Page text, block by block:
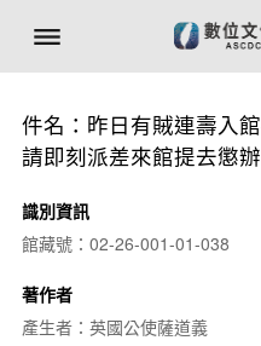
件名：昨日有賊連壽入
請即刻派差來館提去懲
識別資訊
館藏號：02-26-001-01-038
著作者
產生者：英國公使薩道義